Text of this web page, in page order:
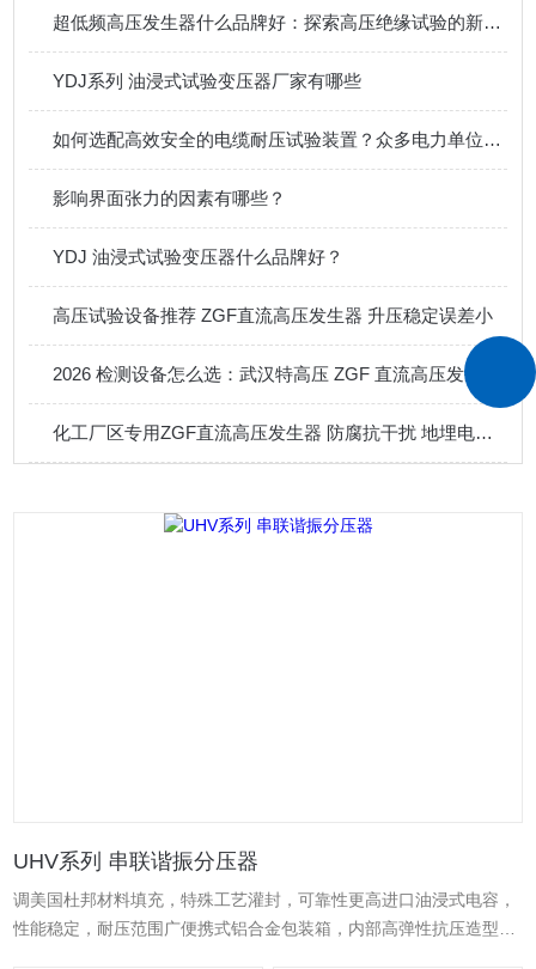
超低频高压发生器什么品牌好：探索高压绝缘试验的新路径
YDJ系列 油浸式试验变压器厂家有哪些
如何选配高效安全的电缆耐压试验装置？众多电力单位的选择经验分享
影响界面张力的因素有哪些？
YDJ 油浸式试验变压器什么品牌好？
高压试验设备推荐 ZGF直流高压发生器 升压稳定误差小
化工厂区专用ZGF直流高压发生器 防腐抗干扰 地埋电缆防雷检测专用
UHV系列 串联谐振分压器
调美国杜邦材料填充，特殊工艺灌封，可靠性更高进口油浸式电容，
性能稳定，耐压范围广便携式铝合金包装箱，内部高弹性抗压造型泡